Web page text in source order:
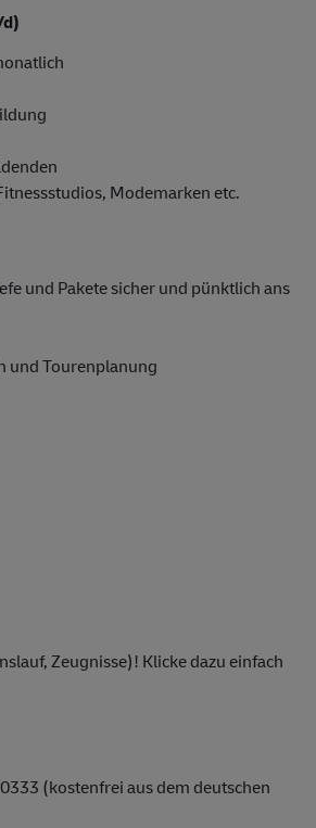
Modemarken etc.
und Pakete sicher und pünktlich ans
und Tourenplanung
Zeugnisse)! Klicke dazu einfach
(kostenfrei aus dem deutschen